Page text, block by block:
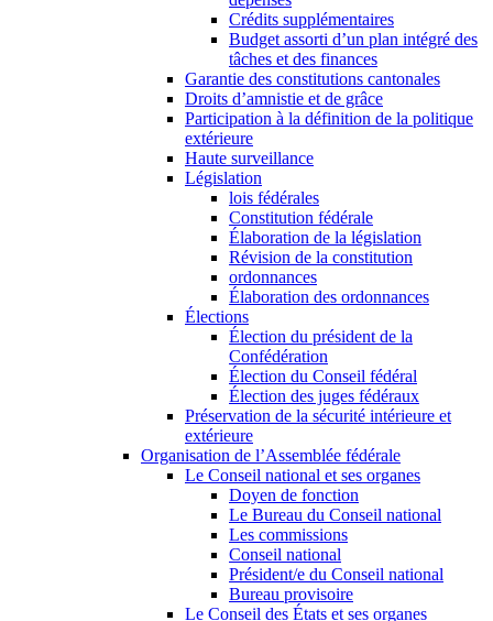
Crédits supplémentaires
Budget assorti d’un plan intégré des
tâches et des finances
Garantie des constitutions cantonales
Droits d’amnistie et de grâce
Participation à la définition de la politique
extérieure
Haute surveillance
Législation
lois fédérales
Constitution fédérale
Élaboration de la législation
Révision de la constitution
ordonnances
Élaboration des ordonnances
Élections
Élection du président de la
Confédération
Élection du Conseil fédéral
Élection des juges fédéraux
Préservation de la sécurité intérieure et
extérieure
Organisation de l’Assemblée fédérale
Le Conseil national et ses organes
Doyen de fonction
Le Bureau du Conseil national
Les commissions
Conseil national
Président/e du Conseil national
Bureau provisoire
Le Conseil des États et ses organes